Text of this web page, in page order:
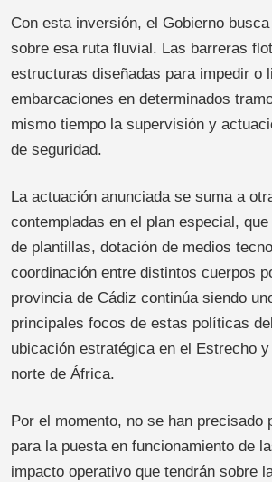
Con esta inversión, el Gobierno
sobre esa ruta fluvial. Las barreras
estructuras diseñadas para impedir o
embarcaciones en determinados
mismo tiempo la supervisión y
de seguridad.
La actuación anunciada se suma a
contempladas en el plan especial,
de plantillas, dotación de medios
coordinación entre distintos cuerpos
provincia de Cádiz continúa siendo
principales focos de estas políticas
ubicación estratégica en el Estrecho
norte de África.
Por el momento, no se han precisado
para la puesta en funcionamiento de
impacto operativo que tendrán sobre